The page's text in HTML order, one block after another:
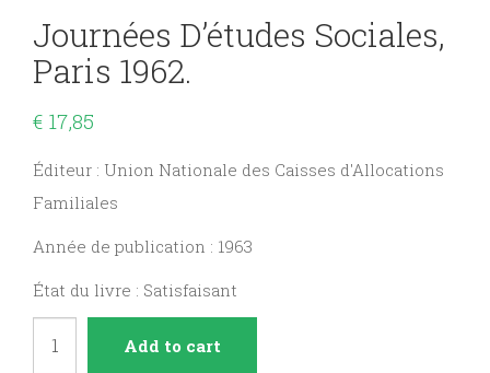
Journées D’études Sociales,
Paris 1962.
€ 17,85
Éditeur : Union Nationale des Caisses d'Allocations
Familiales
Année de publication : 1963
État du livre : Satisfaisant
Add to cart